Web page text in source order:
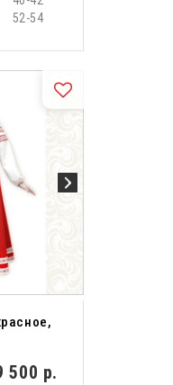
52-54
500 р.